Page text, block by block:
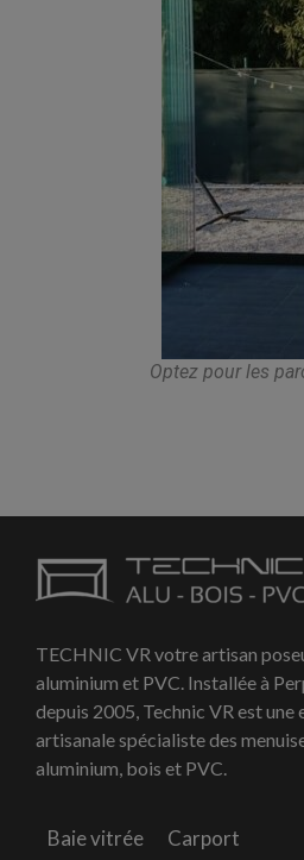
Optez pour les
TECHNIC VR votre artisan
aluminium et PVC. Installée à
depuis 2005, Technic VR est une
artisanale spécialiste des
aluminium, bois et PVC.
Baie vitrée
Carport